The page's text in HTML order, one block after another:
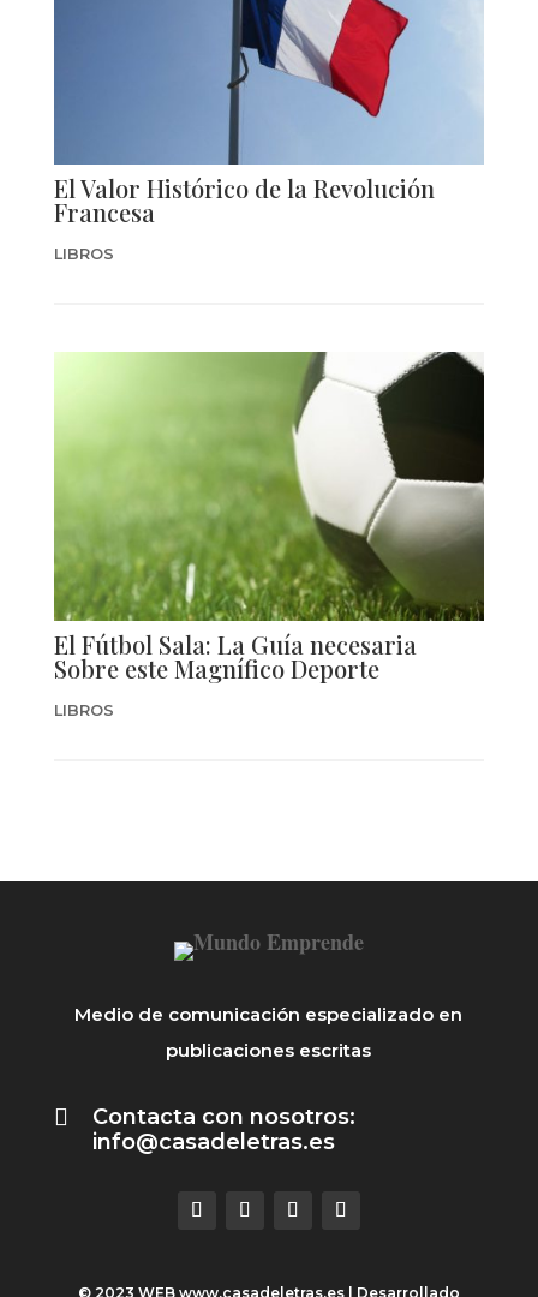
El Valor Histórico de la Revolución
Francesa
LIBROS
El Fútbol Sala: La Guía necesaria
Sobre este Magnífico Deporte
LIBROS
Medio de comunicación especializado en
publicaciones escritas

Contacta con nosotros:
info@casadeletras.es
© 2023 WEB www.casadeletras.es| Desarrollado